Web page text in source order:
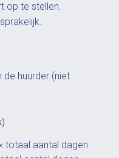
op te stellen.
huurder (niet
totaal aantal dagen